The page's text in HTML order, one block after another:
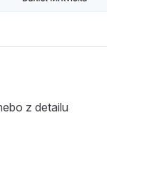
z detailu